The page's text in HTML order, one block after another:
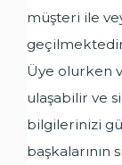
müşteri ile
Üye olurken
ulaşabilir ve
bilgilerinizi
başkalarının